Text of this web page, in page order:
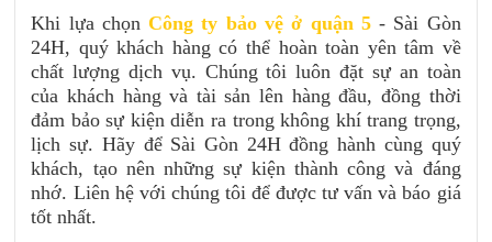
Khi lựa chọn Công ty bảo vệ ở quận 5 - Sài Gòn
24H, quý khách hàng có thể hoàn toàn yên tâm về
chất lượng dịch vụ. Chúng tôi luôn đặt sự an toàn
của khách hàng và tài sản lên hàng đầu, đồng thời
đảm bảo sự kiện diễn ra trong không khí trang trọng,
lịch sự. Hãy để Sài Gòn 24H đồng hành cùng quý
khách, tạo nên những sự kiện thành công và đáng
nhớ. Liên hệ với chúng tôi để được tư vấn và báo giá
tốt nhất.